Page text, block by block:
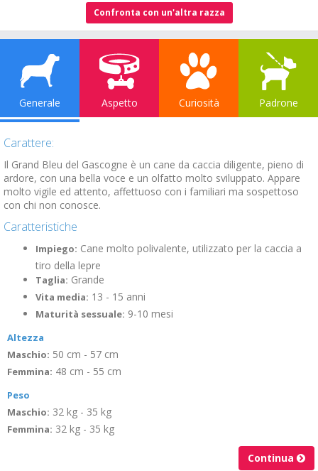
Confronta con un'altra razza
Generale Aspetto Curiosità Padrone
Carattere:
Il Grand Bleu del Gascogne è un cane da caccia diligente, pieno di
ardore, con una bella voce e un olfatto molto sviluppato. Appare
molto vigile ed attento, affettuoso con i familiari ma sospettoso
con chi non conosce.
Caratteristiche
Impiego: Cane molto polivalente, utilizzato per la caccia a
tiro della lepre
Taglia: Grande
Vita media: 13 - 15 anni
Maturità sessuale: 9-10 mesi
Altezza
Maschio: 50 cm - 57 cm
Femmina: 48 cm - 55 cm
Peso
Maschio: 32 kg - 35 kg
Femmina: 32 kg - 35 kg
Continua